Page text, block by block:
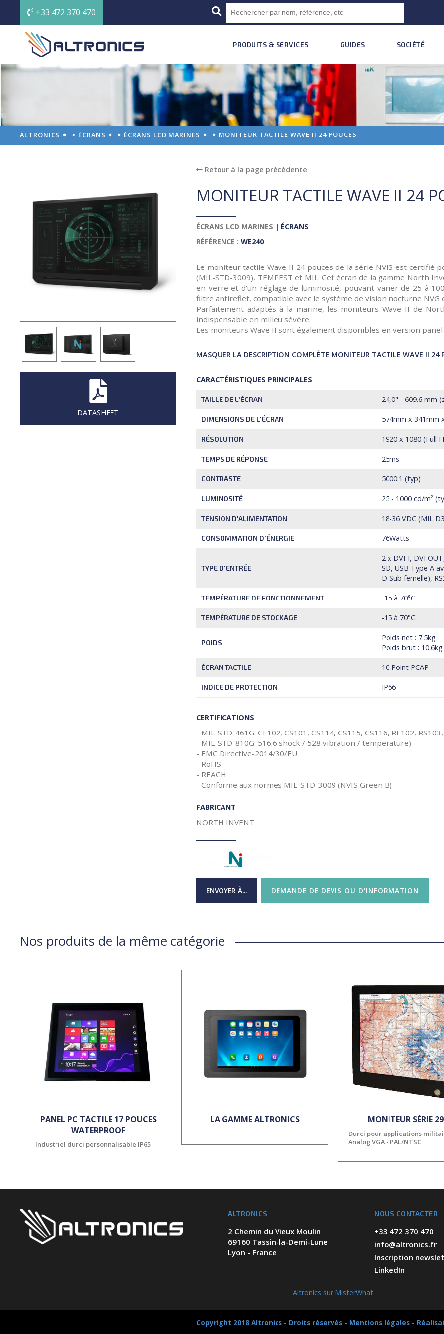
+33 472 370 470
PRODUITS & SERVICES GUIDES SOCIÉTÉ
ALTRONICS ÉCRANS ÉCRANS LCD MARINES MONITEUR TACTILE WAVE II 24 POUCES
DATASHEET
Retour à la page précédente
MONITEUR TACTILE WAVE II 24
ÉCRANS LCD MARINES | ÉCRANS
RÉFÉRENCE : WE240
Le moniteur tactile Wave II 24 pouces de la série NVIS est certifié
(MIL-STD-3009), TEMPEST et MIL. Cet écran de la gamme North
en verre et d'un réglage de luminosité, pouvant varier de 25 à
filtre antireflet, compatible avec le système de vision nocturne
Parfaitement adaptés à la marine, les moniteurs Wave II de
indispensable en milieu sévère.
Les moniteurs Wave II sont également disponibles en version panel
MASQUER LA DESCRIPTION COMPLÈTE MONITEUR TACTILE WAVE II 24
CARACTÉRISTIQUES PRINCIPALES
TAILLE DE L'ÉCRAN 24,0" - 609.6 mm
DIMENSIONS DE L'ÉCRAN 574mm x 341mm
RÉSOLUTION 1920 x 1080 (Full
TEMPS DE RÉPONSE 25ms
CONTRASTE 5000:1 (typ)
LUMINOSITÉ 25 - 1000 cd/m²
TENSION D'ALIMENTATION 18-36 VDC (MIL
CONSOMMATION D'ÉNERGIE 76Watts
TYPE D'ENTRÉE
2 x DVI-I, DVI
SD, USB Type A
D-Sub femelle),
TEMPÉRATURE DE FONCTIONNEMENT -15 à 70°C
TEMPÉRATURE DE STOCKAGE -15 à 70°C
POIDS
Poids net : 7.5kg
Poids brut : 10.6kg
ÉCRAN TACTILE 10 Point PCAP
INDICE DE PROTECTION IP66
CERTIFICATIONS
- MIL-STD-461G: CE102, CS101, CS114, CS115, CS116, RE102,
- MIL-STD-810G: 516.6 shock / 528 vibration / temperature)
- EMC Directive-2014/30/EU
- RoHS
- REACH
- Conforme aux normes MIL-STD-3009 (NVIS Green B)
FABRICANT
NORTH INVENT
ENVOYER À... DEMANDE DE DEVIS OU D'INFORMATION
Nos produits de la même catégorie
PANEL PC TACTILE 17 POUCES
WATERPROOF
Industriel durci personnalisable IP65
LA GAMME ALTRONICS MONITEUR SÉRIE
Durci pour applications
Analog VGA - PAL/NTSC
ALTRONICS
2 Chemin du Vieux Moulin
69160 Tassin-la-Demi-Lune
Lyon - France
NOUS CONTACTER
+33 472 370 470
info@altronics.fr
Inscription
LinkedIn
Altronics sur MisterWhat
Copyright 2018 Altronics - Droits réservés - Mentions légales -